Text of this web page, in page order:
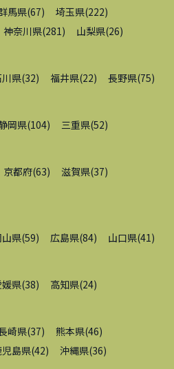
馬県(67) 埼玉県(222)
神奈川県(281 ) 山梨県(26)
県(32) 福井県(22) 長野県(75)
岡県(104) 三重県(52)
京都府(63) 滋賀県(37)
山県(59) 広島県(84) 山口県(41 )
媛県(38) 高知県(24)
崎県(37) 熊本県(46)
児島県(42) 沖縄県(36)